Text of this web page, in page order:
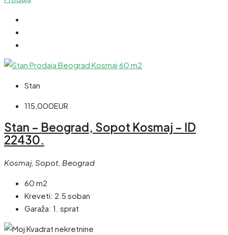
Stan
115,000EUR
Stan – Beograd, Sopot Kosmaj – ID
22430.
Kosmaj, Sopot, Beograd
60 m2
Kreveti: 2.5 soban
Garaža: 1. sprat